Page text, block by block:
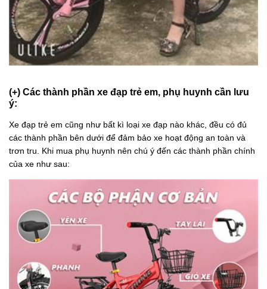
(+) Các thành phần xe đạp trẻ em, phụ huynh cần lưu
ý:
Xe đạp trẻ em cũng như bất kì loại xe đạp nào khác, đều có đủ
các thành phần bên dưới để đảm bảo xe hoạt động an toàn và
trơn tru. Khi mua phụ huynh nên chú ý đến các thành phần chính
của xe như sau: